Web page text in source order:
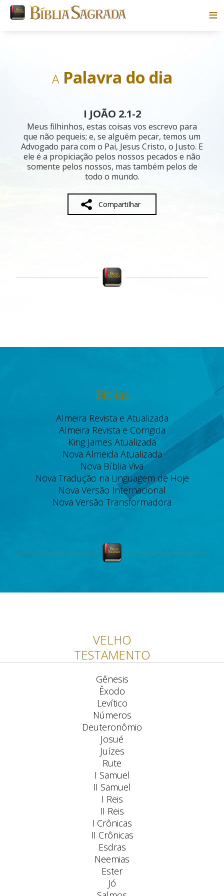
Blog
Parceiros
Sobre
APalavra do dia
I JOÃO 2.1-2
Meus filhinhos, estas coisas vos escrevo para
que não pequeis; e, se alguém pecar, temos um
Advogado para com o Pai, Jesus Cristo, o Justo. E
ele é a propiciação pelos nossos pecados e não
somente pelos nossos, mas também pelos de
todo o mundo.
Compartilhar
Bíblias
Almeira Revista e Atualizada
Almeira Revista e Corrigida
King James Atualizada
Nova Almeida Atualizada
Nova Bíblia Viva
Nova Tradução na Linguagem de Hoje
Nova Versão Internacional
Nova Versão Transformadora
VELHO
TESTAMENTO
Gênesis
Êxodo
Levítico
Números
Deuteronômio
Josué
Juízes
Rute
I Samuel
II Samuel
I Reis
II Reis
I Crônicas
II Crônicas
Esdras
Neemias
Ester
Jó